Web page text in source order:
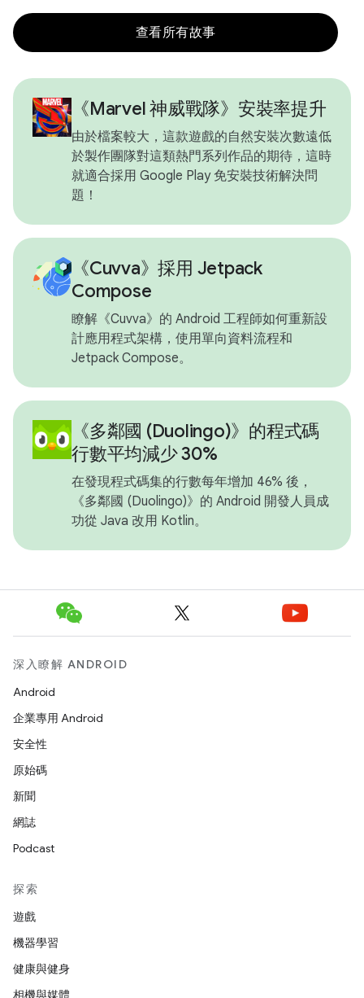
查看所有故事
《Marvel 神威戰隊》安裝率提升
由於檔案較大，這款遊戲的自然安裝次數遠低
於製作團隊對這類熱門系列作品的期待，這時
就適合採用 Google Play 免安裝技術解決問
題！
《Cuvva》採用 Jetpack
Compose
瞭解《Cuvva》的 Android 工程師如何重新設
計應用程式架構，使用單向資料流程和
Jetpack Compose。
《多鄰國 (Duolingo)》的程式碼
行數平均減少 30%
在發現程式碼集的行數每年增加 46% 後，
《多鄰國 (Duolingo)》的 Android 開發人員成
功從 Java 改用 Kotlin。
深入瞭解 ANDROID
Android
企業專用 Android
安全性
原始碼
新聞
網誌
Podcast
探索
遊戲
機器學習
健康與健身